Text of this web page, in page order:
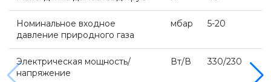
котлы Vaillant
Настенные электрические котлы Vaillant
Номинальное входное
давление природного газа
мбар 5-20
Электрическая мощность/
напряжение
Вт/В 330/230